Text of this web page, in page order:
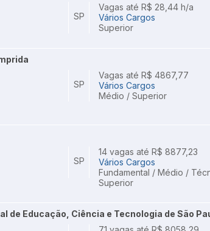
SP
Vagas até R$ 28,44 h/a
Vários Cargos
Superior
SP
Vagas até R$ 4867,77
Vários Cargos
Médio / Superior
SP
14 vagas até R$ 8877,23
Vários Cargos
Fundamental / Médio /
Superior
de Educação, Ciência e Tecnologia de São